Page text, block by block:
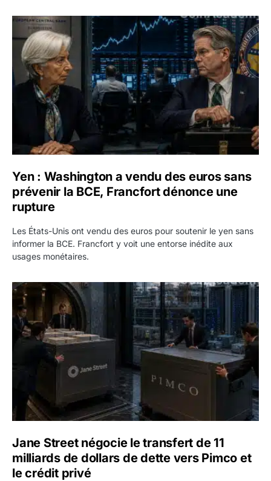
Yen : Washington a vendu des euros sans prévenir la
Yen : Washington a vendu des euros sans
prévenir la BCE, Francfort dénonce une
rupture
Les États-Unis ont vendu des euros pour soutenir le yen sans
informer la BCE. Francfort y voit une entorse inédite aux
usages monétaires.
Jane Street négocie le transfert de 11 milliards de
Jane Street négocie le transfert de 11
milliards de dollars de dette vers Pimco et
le crédit privé